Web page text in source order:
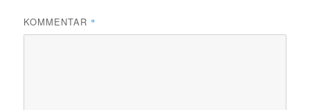
KOMMENTAR *